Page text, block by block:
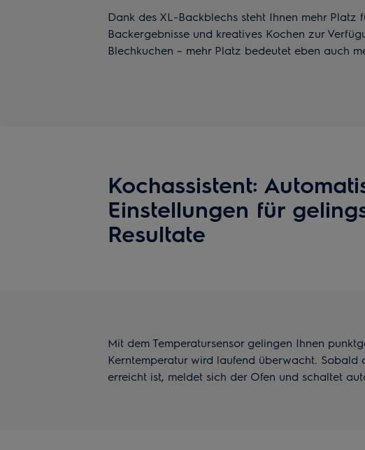
Dank des XL-Backblechs steht Ihnen mehr Platz
Backergebnisse und kreatives Kochen zur
Blechkuchen – mehr Platz bedeutet eben auch
Kochassistent:
Einstellungen für
Resultate
Mit dem Temperatursensor gelingen Ihnen
Kerntemperatur wird laufend überwacht. Sobald
erreicht ist, meldet sich der Ofen und schaltet